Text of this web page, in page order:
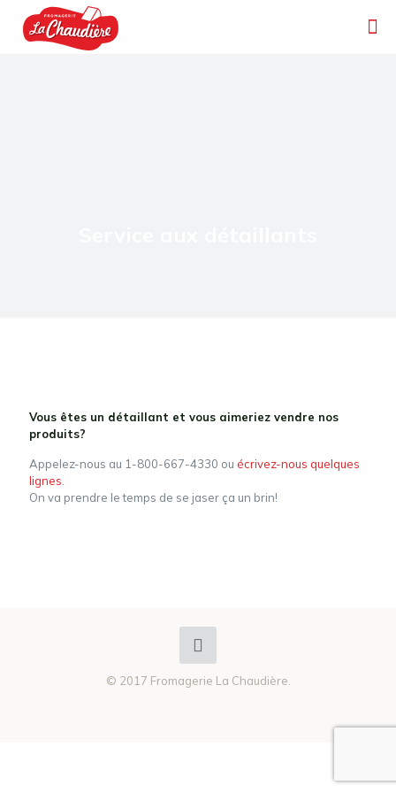
Vous êtes un détaillant et vous aimeriez vendre nos
produits?
Appelez-nous au 1-800-667-4330 ou écrivez-nous quelques
lignes
On va prendre le temps de se jaser ça un brin!
© 2017 Fromagerie La Chaudière.